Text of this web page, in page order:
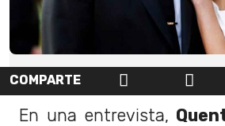
COMPARTE
En una entrevista,